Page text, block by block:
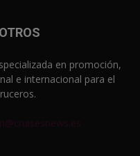
en promoción,
e internacional para el